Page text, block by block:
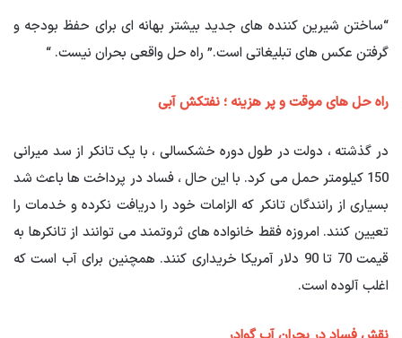
“ساختن شیرین کننده های جدید بیشتر بهانه ای برای حفظ بودجه و
گرفتن عکس های تبلیغاتی است.” راه حل واقعی بحران نیست. “
راه حل های موقت و پر هزینه ؛ نفتکش آبی
در گذشته ، دولت در طول دوره خشکسالی ، با یک تانکر از سد میرانی
150 کیلومتر حمل می کرد. با این حال ، فساد در پرداخت ها باعث شد
بسیاری از رانندگان تانکر که الزامات خود را دریافت نکرده و خدمات را
تعیین کنند. امروزه فقط خانواده های ثروتمند می توانند از تانکرها به
قیمت 70 تا 90 دلار آمریکا خریداری کنند. همچنین برای آب است که
اغلب آلوده است.